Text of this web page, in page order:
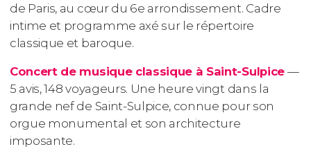
de Paris, au cœur du 6e arrondissement. Cadre
intime et programme axé sur le répertoire
classique et baroque.
Concert de musique classique à Saint-Sulpice—
5 avis, 148 voyageurs. Une heure vingt dans la
grande nef de Saint-Sulpice, connue pour son
orgue monumental et son architecture
imposante.